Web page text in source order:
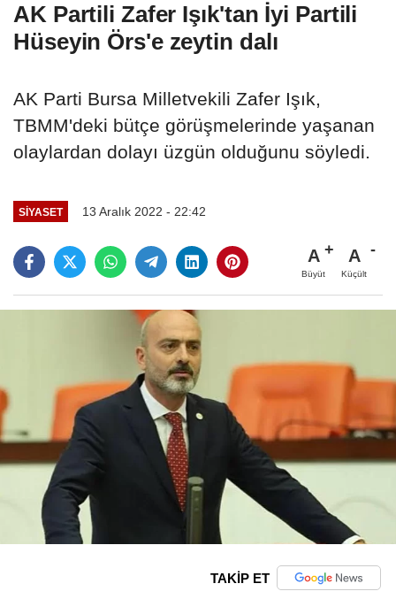
AK Partili Zafer Işık'tan İyi Partili
Hüseyin Örs'e zeytin dalı
AK Parti Bursa Milletvekili Zafer Işık,
TBMM'deki bütçe görüşmelerinde yaşanan
olaylardan dolayı üzgün olduğunu söyledi.
SIYASET 13 Aralık 2022 - 22:42
A
Büyüt
A
Küçült
TAKİP ET